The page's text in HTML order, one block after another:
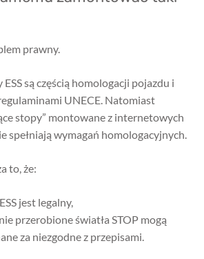
prawny.
są częścią homologacji pojazdu i
UNECE. Natomiast
stopy” montowane z internetowych
spełniają wymagań homologacyjnych.
to, że:
jest legalny,
przerobione światła STOP mogą
za niezgodne z przepisami.